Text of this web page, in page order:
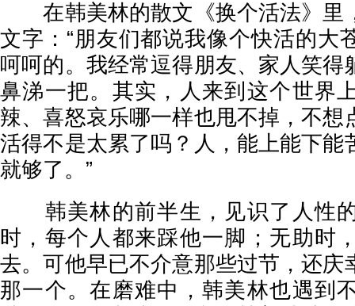
在韩美林的散文《换个活法》里
文字：“朋友们都说我像个快活的大
呵呵的。我经常逗得朋友、家人笑得
鼻涕一把。其实，人来到这个世界
辣、喜怒哀乐哪一样也甩不掉，不想
活得不是太累了吗？人，能上能下能
就够了。”
韩美林的前半生，见识了人性
时，每个人都来踩他一脚；无助时
去。可他早已不介意那些过节，还庆
那一个。在磨难中，韩美林也遇到